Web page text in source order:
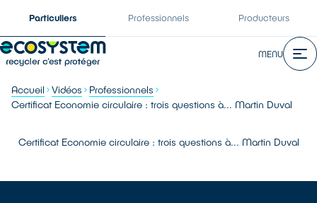
Particuliers Professionnels Producteurs
MENU
Accueil Vidéos
Professionnels
Certificat Economie circulaire : trois questions à... Martin Duval
Certificat Economie circulaire : trois questions à... Martin Duval